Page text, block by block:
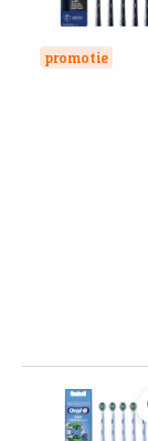
promotie
Beoordeling is 9,0